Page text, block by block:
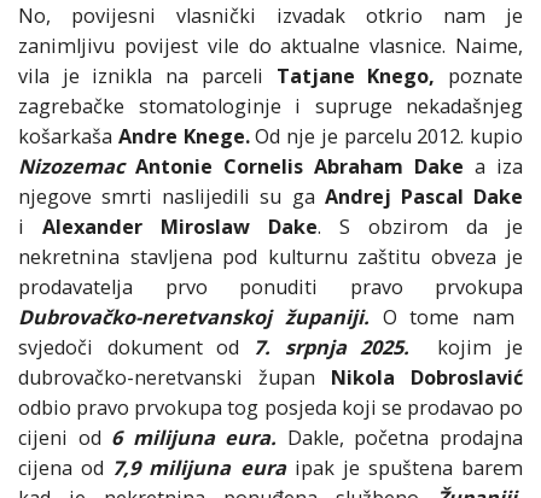
No, povijesni vlasnički izvadak otkrio nam je
zanimljivu povijest vile do aktualne vlasnice. Naime,
vila je iznikla na parceli Tatjane Knego, poznate
zagrebačke stomatologinje i supruge nekadašnjeg
košarkaša Andre Knege.Od nje je parcelu 2012. kupio
Nizozemac Antonie Cornelis Abraham Dake a iza
njegove smrti naslijedili su ga Andrej Pascal Dake
i Alexander Miroslaw Dake. S obzirom da je
nekretnina stavljena pod kulturnu zaštitu obveza je
prodavatelja prvo ponuditi pravo prvokupa
Dubrovačko-neretvanskoj županiji. O tome nam
svjedoči dokument od 7. srpnja 2025. kojim je
dubrovačko-neretvanski župan Nikola Dobroslavić
odbio pravo prvokupa tog posjeda koji se prodavao po
cijeni od 6 milijuna eura. Dakle, početna prodajna
cijena od 7,9 milijuna eura ipak je spuštena barem